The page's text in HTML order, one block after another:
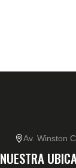
Av. Winston
NUESTRA